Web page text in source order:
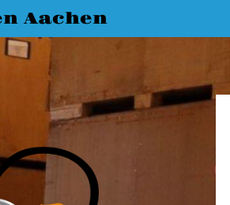
Aachen